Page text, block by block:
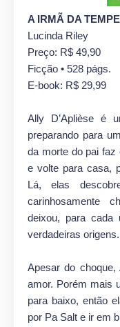
A IRMÃ DA
Lucinda Riley
Preço: R$ 49,90
Ficção • 528 págs.
E-book: R$ 29,99
Ally D’Aplièse é
preparando para
da morte do pai faz
e volte para casa,
Lá, elas
carinhosamente
deixou, para cada
verdadeiras origens.
Apesar do
amor. Porém mais
para baixo, então
por Pa Salt e ir em